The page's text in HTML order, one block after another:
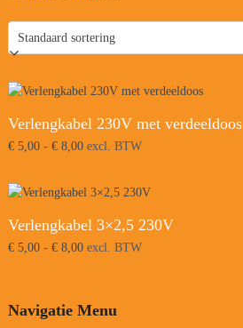
Verlengkabel 230V met verdeeldoos
€5,00 - €8,00Prijsklasse:
€ 8,00
excl. BTW
Verlengkabel 3×2,5 230V
€5,00 - €8,00Prijsklasse:
excl. BTW
Navigatie Menu